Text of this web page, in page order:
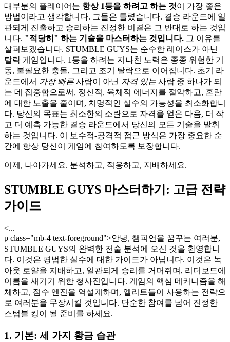
대부분의 플레이어는 항상 1등을 하려고 하는 것이 가장 좋은
방법이라고 생각합니다. 그들은 틀렸습니다. 결승 라운드에 일
관되게 진출하고 승리하는 진정한 비결은 그 반대로 하는 것입
니다. "적당히" 하는 기술을 마스터하는 것입니다. 그 이유를
살펴보겠습니다. STUMBLE GUYS는 순수한 레이스가 아닌
탈락 게임입니다. 1등을 하려는 지나친 노력은 종종 위험한 기
동, 불필요한 충돌, 그리고 조기 탈락으로 이어집니다. 초기 라
운드에서 가장 빠른 사람이 아닌 자격 있는 사람 중 하나가 되
는 데 집중함으로써, 정신적, 육체적 에너지를 절약하고, 혼란
에 대한 노출을 줄이며, 치명적인 실수의 가능성을 최소화합니
다. 당신의 목표는 최소한의 소란으로 자격을 얻은 다음, 더 작
고 더 예측 가능한 결승 라운드에서 당신의 모든 기술을 발휘
하는 것입니다. 이 보수적-공격적 접근 방식은 가장 중요한 순
간에 항상 당신이 게임에 참여하도록 보장합니다.
이제, 나아가세요. 분석하고, 적응하고, 지배하세요.
STUMBLE GUYS 마스터하기: 고급 전략
가이드
<...
p class="mb-4 text-foreground">안녕, 챔피언을 꿈꾸는 여러분,
STUMBLE GUYS의 완벽한 전술 분석에 오신 것을 환영합니
다. 이것은 평범한 실수에 대한 가이드가 아닙니다. 이것은 녹
아웃 로얄을 지배하고, 일관되게 승리를 거머쥐며, 리더보드에
이름을 새기기 위한 청사진입니다. 게임의 핵심 메커니즘을 해
체하고, 점수 엔진을 역설계하며, 엘리트들이 사용하는 전략으
로 여러분을 무장시킬 것입니다. 단순한 참여를 넘어 진정한
스텀블 킹이 될 준비를 하세요.
1. 기본: 세 가지 황금 습관